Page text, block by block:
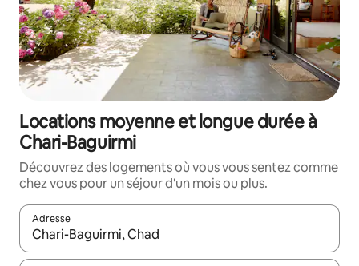
Locations moyenne et longue durée à
Chari-Baguirmi
Découvrez des logements où vous vous sentez comme
chez vous pour un séjour d'un mois ou plus.
Adresse
Lorsque les résultats s'affichent, utilisez les flèches vers le